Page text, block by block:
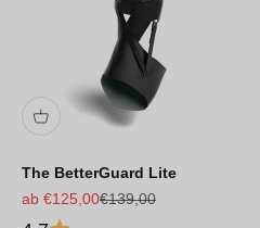
The BetterGuard Lite
Angebot
ab €125,00Regulärer Preis
€139,00